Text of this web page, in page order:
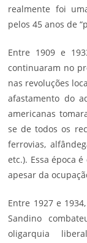
realmente foi
pelos 45 anos de
Entre 1909 e
continuaram no
nas revoluções
afastamento do
americanas
se de todos os
ferrovias,
etc.). Essa época
apesar da
Entre 1927 e
Sandino
oligarquia